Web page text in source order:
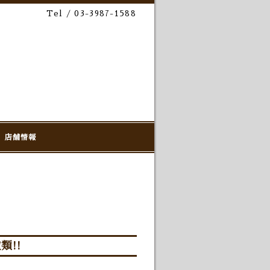
Tel / 03-3987-1588
店舗情報
!!